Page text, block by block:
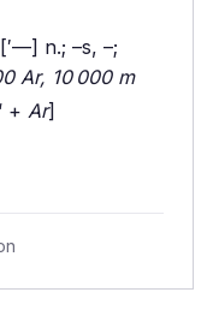
[′––] n.; –s, –;
Ar, 10 000 m
+ Ar]